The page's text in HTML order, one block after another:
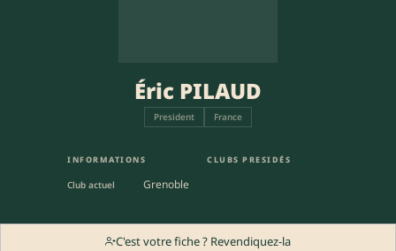
Éric PILAUD
President France
INFORMATIONS
Club actuel Grenoble
CLUBS PRESIDÉS
C'est votre fiche ? Revendiquez-la